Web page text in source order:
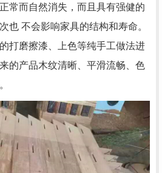
常而自然消失，而且具有强健的
也 不会影响家具的结构和寿命。
打磨擦漆、上色等纯手工做法进
的产品木纹清晰、平滑流畅、色